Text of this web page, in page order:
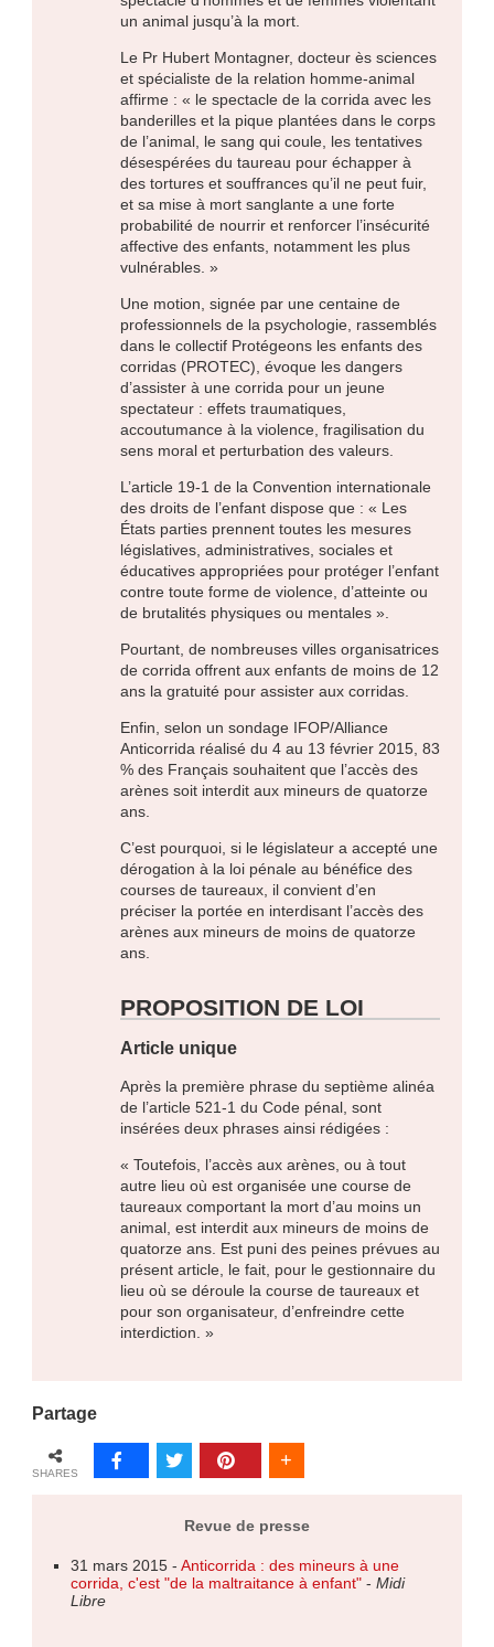
un animal jusqu’à la mort.
Le Pr Hubert Montagner, docteur ès sciences
et spécialiste de la relation homme-animal
affirme : « le spectacle de la corrida avec les
banderilles et la pique plantées dans le corps
de l’animal, le sang qui coule, les tentatives
désespérées du taureau pour échapper à
des tortures et souffrances qu’il ne peut fuir,
et sa mise à mort sanglante a une forte
probabilité de nourrir et renforcer l’insécurité
affective des enfants, notamment les plus
vulnérables. »
Une motion, signée par une centaine de
professionnels de la psychologie, rassemblés
dans le collectif Protégeons les enfants des
corridas (PROTEC), évoque les dangers
d’assister à une corrida pour un jeune
spectateur : effets traumatiques,
accoutumance à la violence, fragilisation du
sens moral et perturbation des valeurs.
L’article 19-1 de la Convention internationale
des droits de l’enfant dispose que : « Les
États parties prennent toutes les mesures
législatives, administratives, sociales et
éducatives appropriées pour protéger l’enfant
contre toute forme de violence, d’atteinte ou
de brutalités physiques ou mentales ».
Pourtant, de nombreuses villes organisatrices
de corrida offrent aux enfants de moins de 12
ans la gratuité pour assister aux corridas.
Enfin, selon un sondage IFOP/Alliance
Anticorrida réalisé du 4 au 13 février 2015, 83
% des Français souhaitent que l’accès des
arènes soit interdit aux mineurs de quatorze
ans.
C’est pourquoi, si le législateur a accepté une
dérogation à la loi pénale au bénéfice des
courses de taureaux, il convient d’en
préciser la portée en interdisant l’accès des
arènes aux mineurs de moins de quatorze
ans.
PROPOSITION DE LOI
Article unique
Après la première phrase du septième alinéa
de l’article 521-1 du Code pénal, sont
insérées deux phrases ainsi rédigées :
« Toutefois, l’accès aux arènes, ou à tout
autre lieu où est organisée une course de
taureaux comportant la mort d’au moins un
animal, est interdit aux mineurs de moins de
quatorze ans. Est puni des peines prévues au
présent article, le fait, pour le gestionnaire du
lieu où se déroule la course de taureaux et
pour son organisateur, d’enfreindre cette
interdiction. »
Partage
SHARES
Revue de presse
31 mars 2015 - Anticorrida : des mineurs à une
corrida, c'est "de la maltraitance à enfant"- Midi
Libre